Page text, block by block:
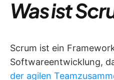
Was ist
Scrum ist ein
Softwareentwicklung,
der agilen